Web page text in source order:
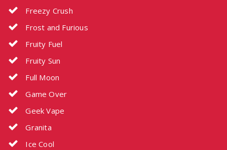
Freezy Crush
Frost and Furious
Fruity Fuel
Fruity Sun
Full Moon
Game Over
Geek Vape
Granita
Ice Cool